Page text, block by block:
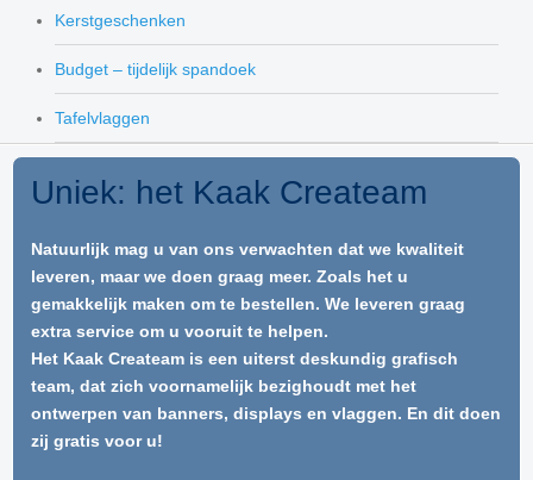
Kerstgeschenken
Budget – tijdelijk spandoek
Tafelvlaggen
Uniek: het Kaak Createam
Natuurlijk mag u van ons verwachten dat we kwaliteit
leveren, maar we doen graag meer. Zoals het u
gemakkelijk maken om te bestellen. We leveren graag
extra service om u vooruit te helpen.
Het Kaak Createam is een uiterst deskundig grafisch
team, dat zich voornamelijk bezighoudt met het
ontwerpen van banners, displays en vlaggen. En dit doen
zij gratis voor u!